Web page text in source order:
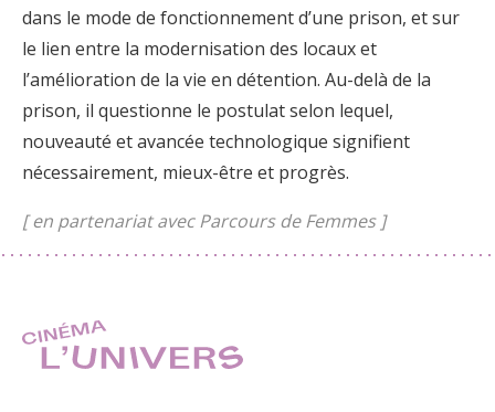
dans le mode de fonctionnement d’une prison, et sur
le lien entre la modernisation des locaux et
l’amélioration de la vie en détention. Au-delà de la
prison, il questionne le postulat selon lequel,
nouveauté et avancée technologique signifient
nécessairement, mieux-être et progrès.
[ en partenariat avec Parcours de Femmes ]